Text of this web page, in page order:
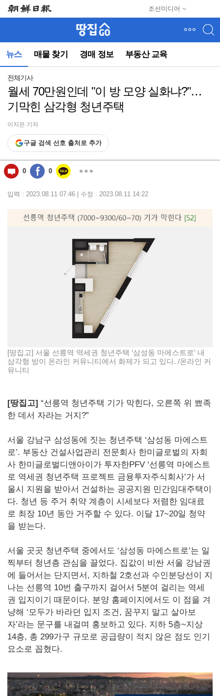
조선미디어
뉴스 매물 찾기 경매 정보 부동산 교육
뉴
(컨
동)
전체기사
월세 70만원인데 "이 방 모양 실화냐?"…
기막힌 삼각형 청년주택
이지은 기자
구글 검색 선호 출처로 추가
0 0
입력 : 2023.08.11 07:46 | 수정 : 2023.08.11 14:22
[땅집고] 서울 선릉역 역세권 청년주택 ‘삼성동 마에스트로’ 내
삼각형 방이 온라인 커뮤니티에서 화제가 되고 있다. /온라인 커
뮤니티
[땅집고] “선릉역 청년주택 기가 막힌다, 오른쪽 위 뾰족
한 데서 자라는 거지?”
서울 강남구 삼성동에 짓는 청년주택 ‘삼성동 마에스트
로’. 부동산 건설사업관리 전문회사 한미글로벌의 자회
사 한미글로벌디앤아이가 투자한PFV ‘선릉역 마에스트
로 역세권 청년주택 프로젝트 금융투자주식회사’가 서
울시 지원을 받아서 건설하는 공공지원 민간임대주택이
다. 청년 등 주거 취약 계층이 시세보다 저렴한 임대료
로 최장 10년 동안 거주할 수 있다. 이달 17~20일 청약
을 받는다.
서울 곳곳 청년주택 중에서도 ‘삼성동 마에스트로’는 일
찍부터 청년층 관심을 끌었다. 집값이 비싼 서울 강남권
에 들어서는 단지면서, 지하철 2호선과 수인분당선이 지
나는 선릉역 10번 출구까지 걸어서 5분여 걸리는 역세
권 입지이기 때문이다. 분양 홈페이지에서도 이 점을 겨
냥해 ‘모두가 바라던 입지 조건, 꿈꾸지 말고 살아보
자’라는 문구를 내걸며 홍보하고 있다. 지하 5층~지상
14층, 총 299가구 규모로 공급량이 적지 않은 점도 인기
요소로 꼽혔다.